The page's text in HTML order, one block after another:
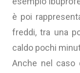
è poi
freddi, tra una
caldo pochi
Anche nel caso